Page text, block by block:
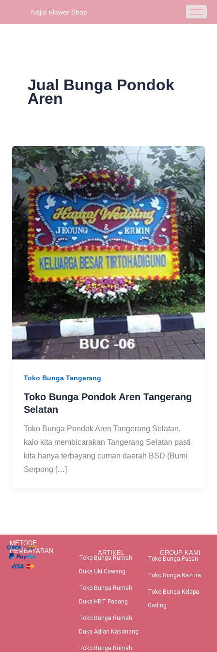
Najla Flower Shop
Jual Bunga Pondok
Aren
Toko Bunga Tangerang
Toko Bunga Pondok Aren Tangerang
Selatan
Toko Bunga Pondok Aren Tangerang Selatan,
kalo kita membicarakan Tangerang Selatan pasti
kita hanya terbayang cuman daerah BSD (Bumi
Serpong […]
METODE
PEMBAYARAN
ARTIKEL
Toko Bunga Rumah
Duka Uki Cawang
Toko Bunga Rumah
Duka HBT Padang
Toko Bunga Rumah
Duka Adian Nasonang
Toko Bunga Rumah
GROUP KAMI
Toko Bunga Papan
Toko Bunga Nazura
Toko Bunga Kelapa
Gading